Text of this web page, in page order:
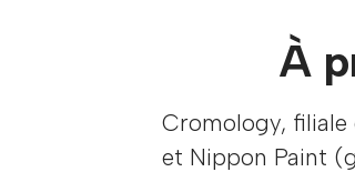
À
Cromology,
et Nippon Paint